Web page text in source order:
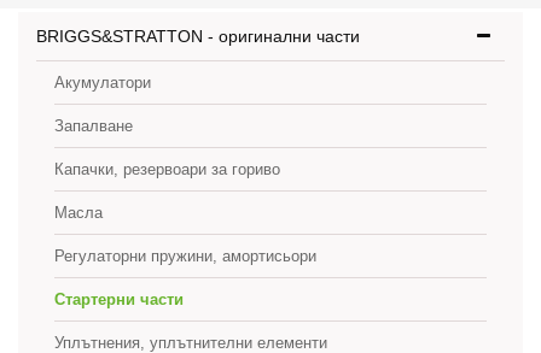
BRIGGS&STRATTON - оригинални части
Акумулатори
Запалване
Капачки, резервоари за гориво
Масла
Регулаторни пружини, амортисьори
Стартерни части
Уплътнения, уплътнителни елементи